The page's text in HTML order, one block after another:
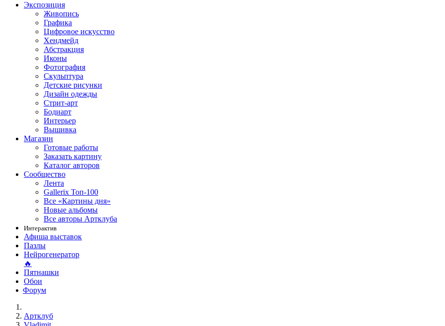
Экспозиция
Живопись
Графика
Цифровое искусство
Хендмейд
Абстракция
Иконы
Фотография
Скульптура
Детские рисунки
Дизайн одежды
Стрит-арт
Бодиарт
Интерьер
Вышивка
Магазин
Готовые работы
Заказать картину
Каталог авторов
Сообщество
Лента
Gallerix Топ-100
Все «Картины дня»
Новые альбомы
Все авторы Артклуба
Интерактив
Афиша выставок
Пазлы
Нейрогенератор
🔥
Пятнашки
Обои
Форум
Артклуб